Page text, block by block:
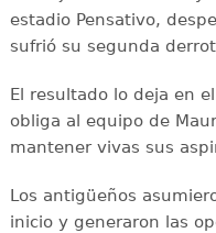
estadio Pensativo,
sufrió su segunda
El resultado lo deja en
obliga al equipo de
mantener vivas sus
Los antigüeños
inicio y generaron las